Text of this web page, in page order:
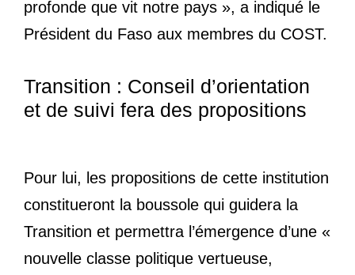
profonde que vit notre pays », a indiqué le
Président du Faso aux membres du COST.
Transition : Conseil d’orientation
et de suivi fera des propositions
Pour lui, les propositions de cette institution
constitueront la boussole qui guidera la
Transition et permettra l’émergence d’une «
nouvelle classe politique vertueuse,